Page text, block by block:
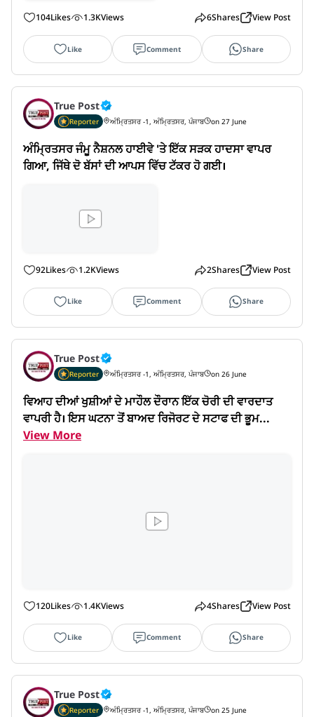
104Likes 1.3KViews 6Shares View Post
Like Comment Share
True Post
Reporter ਅੰਮ੍ਰਿਤਸਰ -1, ਅੰਮ੍ਰਿਤਸਰ, ਪੰਜਾਬ on 27 June
ਅੰਮ੍ਰਿਤਸਰ ਜੰਮੂ ਨੈਸ਼ਨਲ ਹਾਈਵੇ 'ਤੇ ਇੱਕ ਸੜਕ ਹਾਦਸਾ ਵਾਪਰ
ਗਿਆ, ਜਿੱਥੇ ਦੋ ਬੱਸਾਂ ਦੀ ਆਪਸ ਵਿੱਚ ਟੱਕਰ ਹੋ ਗਈ।
92Likes 1.2KViews 2Shares View Post
Like Comment Share
True Post
Reporter ਅੰਮ੍ਰਿਤਸਰ -1, ਅੰਮ੍ਰਿਤਸਰ, ਪੰਜਾਬ on 26 June
ਵਿਆਹ ਦੀਆਂ ਖੁਸ਼ੀਆਂ ਦੇ ਮਾਹੌਲ ਦੌਰਾਨ ਇੱਕ ਚੋਰੀ ਦੀ ਵਾਰਦਾਤ
ਵਾਪਰੀ ਹੈ। ਇਸ ਘਟਨਾ ਤੋਂ ਬਾਅਦ ਰਿਜੋਰਟ ਦੇ ਸਟਾਫ ਦੀ ਭੂਮ...
View More
120Likes 1.4KViews 4Shares View Post
Like Comment Share
True Post
Reporter ਅੰਮ੍ਰਿਤਸਰ -1, ਅੰਮ੍ਰਿਤਸਰ, ਪੰਜਾਬ on 25 June